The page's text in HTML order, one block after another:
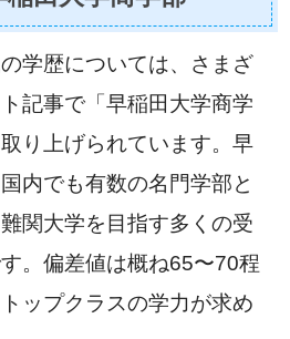
学歴については、さまざ
記事で「早稲田大学商学
り上げられています。早
内でも有数の名門学部と
関大学を目指す多くの受
。偏差値は概ね65〜70程
ップクラスの学力が求め